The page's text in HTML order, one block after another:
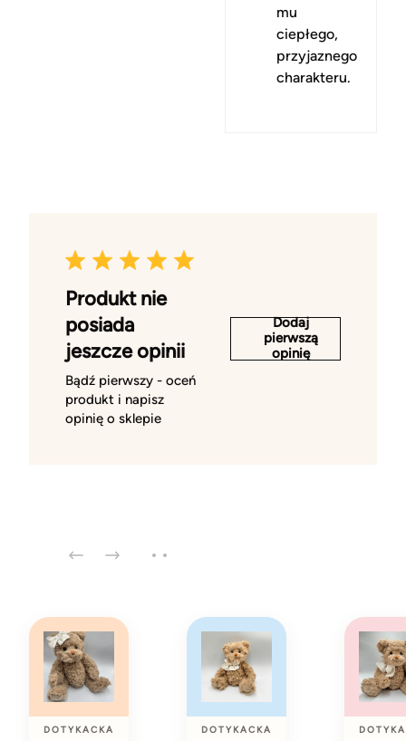
mu
ciepłego,
przyjaznego
charakteru.
Produkt nie
posiada
jeszcze opinii
Bądź pierwszy - oceń
produkt i napisz
opinię o sklepie
Dodaj
pierwszą
opinię
DOTYKACKA DOTYKACKA